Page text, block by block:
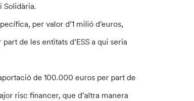
Solidària.
per valor d’1 milió d’euros,
de les entitats d’ESS a qui seria
de 100.000 euros per part de
risc financer, que d’altra manera